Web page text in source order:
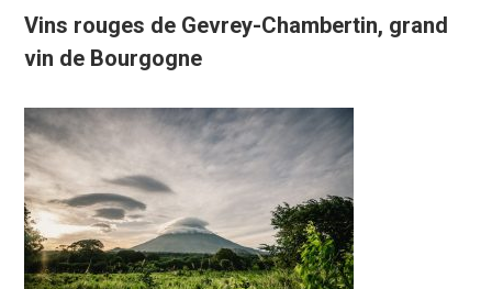
Vins rouges de Gevrey-Chambertin, grand
vin de Bourgogne